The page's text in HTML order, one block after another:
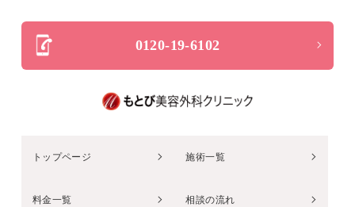
0120-19-6102
トップページ 施術一覧
料金一覧 相談の流れ